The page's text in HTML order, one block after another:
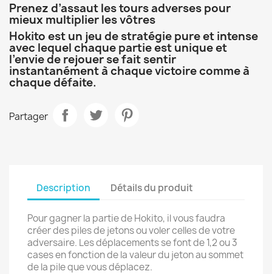
Prenez d’assaut les tours adverses pour
mieux multiplier les vôtres
Hokito est un jeu de stratégie pure et intense
avec lequel chaque partie est unique et
l’envie de rejouer se fait sentir
instantanément à chaque victoire comme à
chaque défaite.
Partager
Description Détails du produit
Pour gagner la partie de Hokito, il vous faudra
créer des piles de jetons ou voler celles de votre
adversaire. Les déplacements se font de 1,2 ou 3
cases en fonction de la valeur du jeton au sommet
de la pile que vous déplacez.